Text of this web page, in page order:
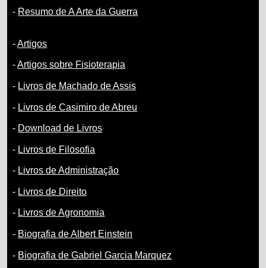
- Resumo de A Arte da Guerra
-Artigos
-Artigos sobre Fisioterapia
- Livros de Machado de Assis
- Livros de Casimiro de Abreu
- Download de Livros
- Livros de Filosofia
- Livros de Administração
- Livros de Direito
- Livros de Agronomia
- Biografia de Albert Einstein
- Biografia de Gabriel Garcia Marquez